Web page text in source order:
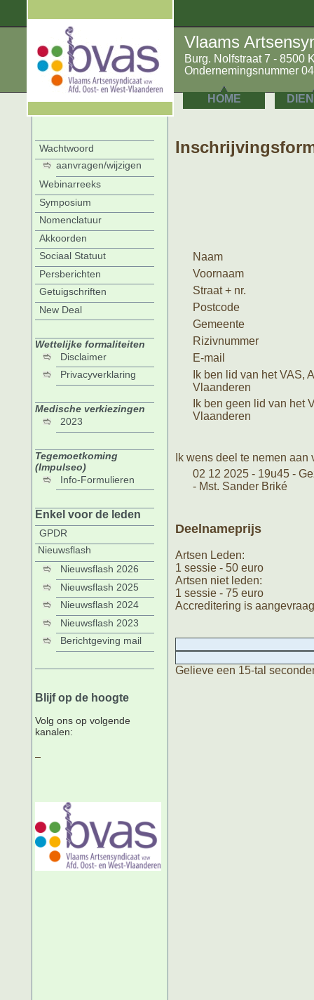
Vlaams
Burg. Nolfstraat 7 - 8500
Ondernemingsnummer
HOME
Wachtwoord
aanvragen/wijzigen
Webinarreeks
Symposium
Nomenclatuur
Akkoorden
Sociaal Statuut
Persberichten
Getuigschriften
New Deal
Wettelijke formaliteiten
Disclaimer
Privacyverklaring
Medische verkiezingen
2023
Tegemoetkoming
(Impulseo)
Info-Formulieren
Enkel voor de leden
GPDR
Nieuwsflash
Nieuwsflash 2026
Nieuwsflash 2025
Nieuwsflash 2024
Nieuwsflash 2023
Berichtgeving mail
Blijf op de hoogte
Volg ons op volgende
kanalen:
Naam
Voornaam
Straat + nr.
Postcode
Gemeente
Rizivnummer
E-mail
Ik ben lid van het VAS,
Vlaanderen
Ik ben geen lid van het
Vlaanderen
Ik wens deel te nemen
02 12 2025 - 19u45 -
- Mst. Sander Briké
Deelnameprijs
Artsen Leden:
1 sessie - 50 euro
Artsen niet leden:
1 sessie - 75 euro
Accreditering is
Gelieve een 15-tal